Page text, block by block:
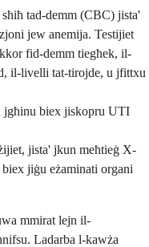
tad-demm (CBC) jista'
jew anemija. Testijiet
fid-demm tiegħek, il-
il-livelli tat-tirojde, u jfittxu
jgħinu biex jiskopru UTI
jista' jkun meħtieġ X-
jiġu eżaminati organi
mmirat lejn il-
Ladarba l-kawża